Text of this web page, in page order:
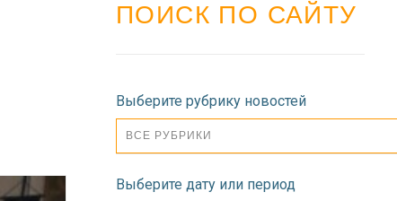
ПОИСК ПО САЙТУ
Выберите рубрику новостей
ВСЕ РУБРИКИ
Выберите дату или период